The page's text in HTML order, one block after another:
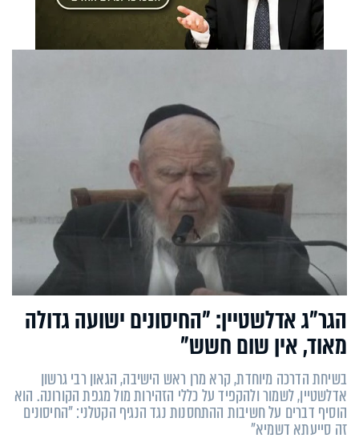
הגר"ג אדלשטיין: "החיסונים ישועה גדולה
מאוד, אין שום חשש"
בשיחת הדרכה מיוחדת, קרא מרן ראש הישיבה, הגאון רבי גרשון
אדלשטיין, לשמור ולהקפיד על כללי הזהירות מול מגפת הקורונה. הוא
הוסיף דברים על חשיבות ההתחסנות נגד הנגיף הקטלני: "החיסונים
זה סייעתא דשמיא"